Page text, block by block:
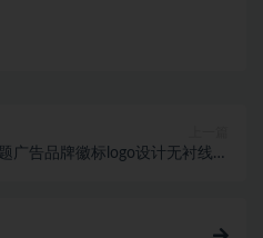
广告品牌徽标logo设计无衬线英